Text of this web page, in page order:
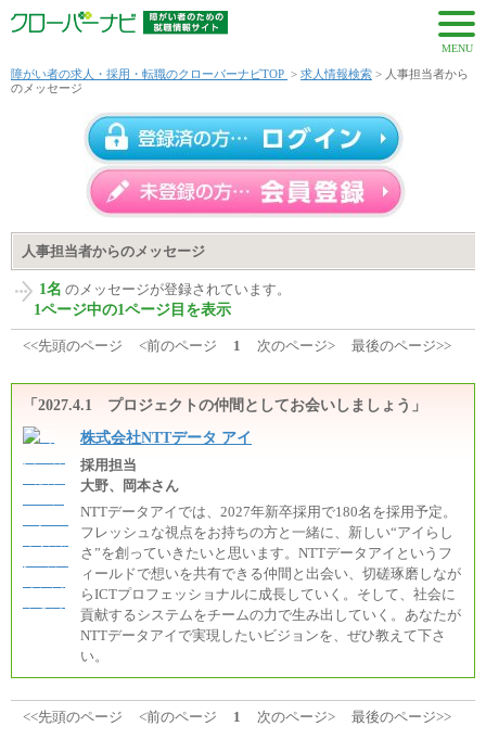
MENU
障がい者の求人・採用・転職のクローバーナビTOP > 求人情報検索 > 人事担当者から
のメッセージ
人事担当者からのメッセージ
1名 のメッセージが登録されています。
1ページ中の1ページ目を表示
<<先頭のページ <前のページ 1 次のページ> 最後のページ>>
「2027.4.1 プロジェクトの仲間としてお会いしましょう」
株式会社NTTデータ アイ
採用担当
大野、岡本さん
NTTデータアイでは、2027年新卒採用で180名を採用予定。
フレッシュな視点をお持ちの方と一緒に、新しい“アイらし
さ”を創っていきたいと思います。NTTデータアイというフ
ィールドで想いを共有できる仲間と出会い、切磋琢磨しなが
らICTプロフェッショナルに成長していく。そして、社会に
貢献するシステムをチームの力で生み出していく。あなたが
NTTデータアイで実現したいビジョンを、ぜひ教えて下さ
い。
<<先頭のページ <前のページ 1 次のページ> 最後のページ>>